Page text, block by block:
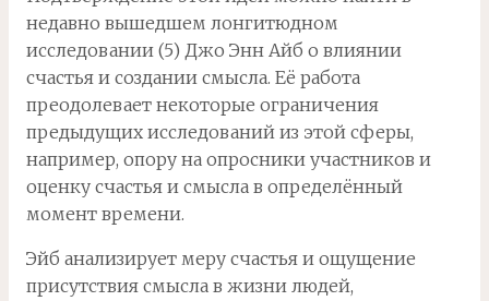
недавно вышедшем лонгитюдном
исследовании (5) Джо Энн Айб о влиянии
счастья и создании смысла. Её работа
преодолевает некоторые ограничения
предыдущих исследований из этой сферы,
например, опору на опросники участников и
оценку счастья и смысла в определённый
момент времени.
Эйб анализирует меру счастья и ощущение
присутствия смысла в жизни людей,